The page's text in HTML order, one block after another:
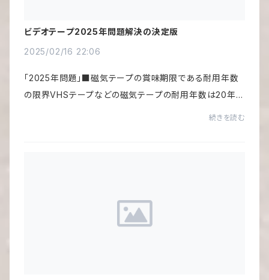
ビデオテープ2025年問題解決の決定版
2025/02/16 22:06
「2025年問題」■磁気テープの賞味期限である耐用年数
の限界VHSテープなどの磁気テープの耐用年数は20年～
続きを読む